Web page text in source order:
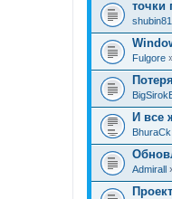
точки
shubin81
Fulgore
И все
BhuraCk
Admirall